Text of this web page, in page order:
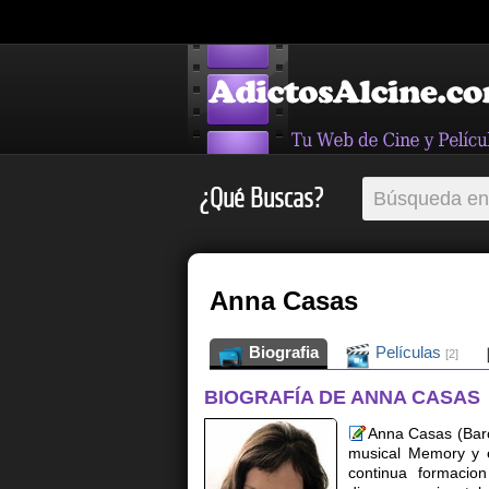
¿Qué Buscas?
Anna Casas
Biografia Películas [2]
BIOGRAFÍA DE ANNA CASAS
Anna Casas
musical Memory y
continua